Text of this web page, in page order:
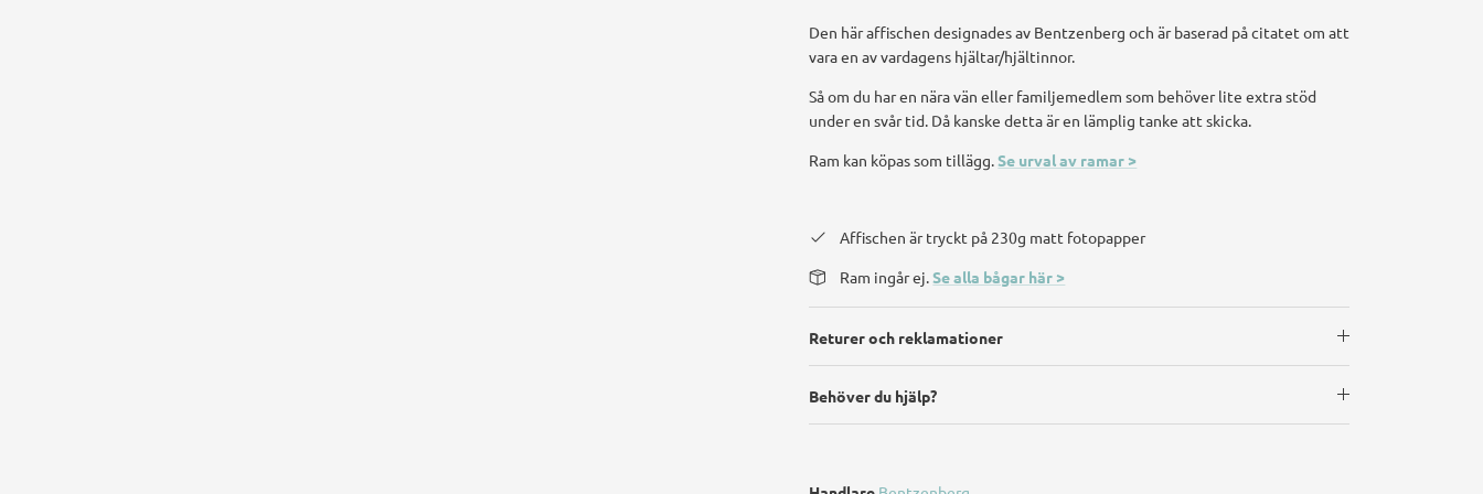
Den här affischen designades av Bentzenberg och är baserad på citatet om att
vara en av vardagens hjältar/hjältinnor.
Så om du har en nära vän eller familjemedlem som behöver lite extra stöd
under en svår tid. Då kanske detta är en lämplig tanke att skicka.
Ram kan köpas som tillägg.Se urval av ramar >
Affischen är tryckt på 230g matt fotopapper
Ram ingår ej.Se alla bågar här >
Returer och reklamationer
Behöver du hjälp?